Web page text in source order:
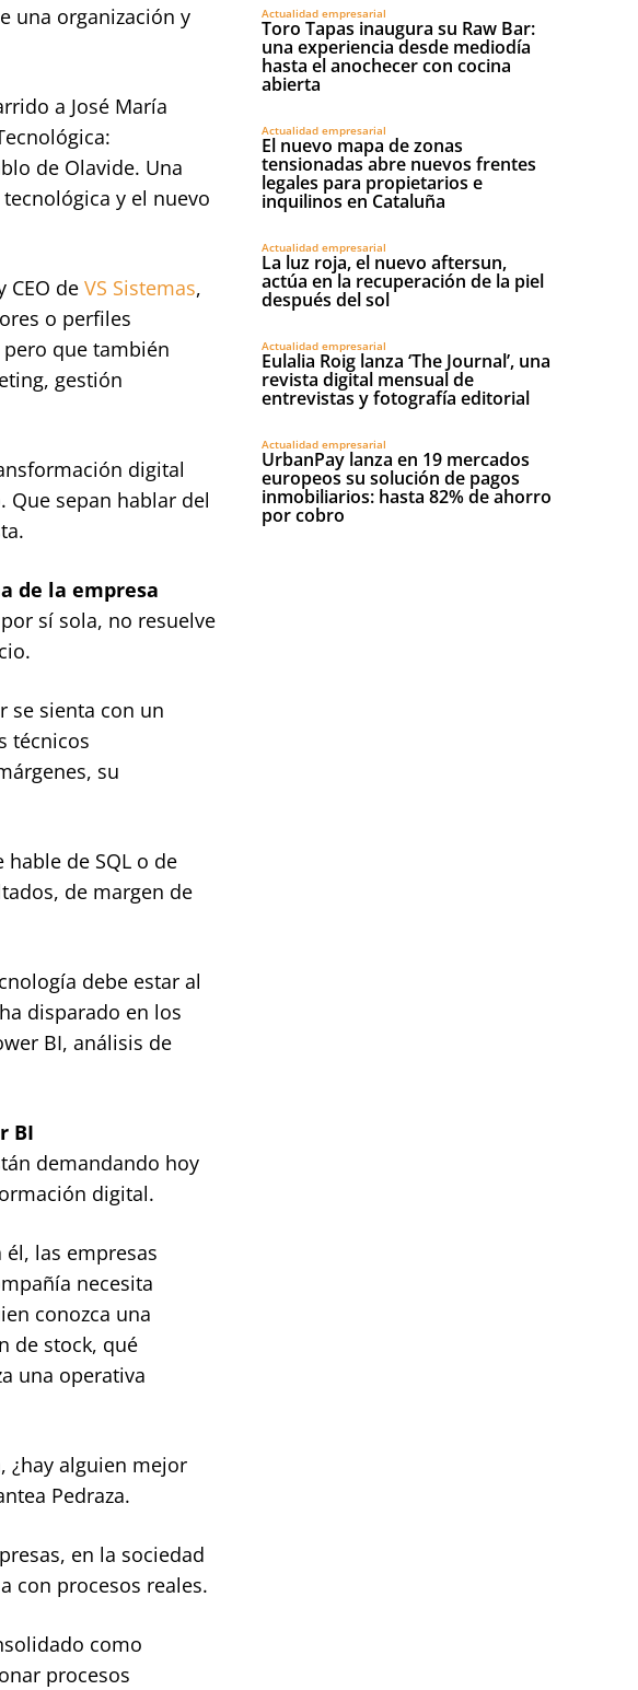
una organización y
a José María
de Olavide. Una
y el nuevo
CEO de VS Sistemas,
o perfiles
que también
gestión
digital
Que sepan hablar del
de la empresa
sí sola, no resuelve
se sienta con un
técnicos
su
de SQL o de
de margen de
debe estar al
disparado en los
BI, análisis de
BI
demandando hoy
digital.
las empresas
necesita
conozca una
de stock, qué
una operativa
¿hay alguien mejor
Pedraza.
en la sociedad
con procesos reales.
como
procesos
Actualidad empresarial
Toro Tapas inaugura su Raw Bar:
una experiencia desde mediodía
hasta el anochecer con cocina
abierta
Actualidad empresarial
El nuevo mapa de zonas
tensionadas abre nuevos frentes
legales para propietarios e
inquilinos en Cataluña
Actualidad empresarial
La luz roja, el nuevo aftersun,
actúa en la recuperación de la piel
después del sol
Actualidad empresarial
Eulalia Roig lanza ‘The Journal’, una
revista digital mensual de
entrevistas y fotografía editorial
Actualidad empresarial
UrbanPay lanza en 19 mercados
europeos su solución de pagos
inmobiliarios: hasta 82% de ahorro
por cobro